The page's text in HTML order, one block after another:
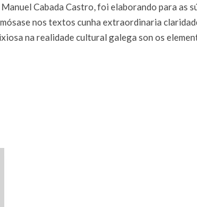
Cabada Castro, foi elaborando para as
nos textos cunha extraordinaria
na realidade cultural galega son os